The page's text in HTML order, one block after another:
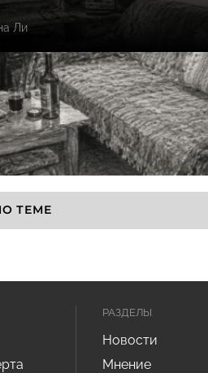
Ли
ТЕМЕ
РАЗДЕЛЫ
Новости
Мнение